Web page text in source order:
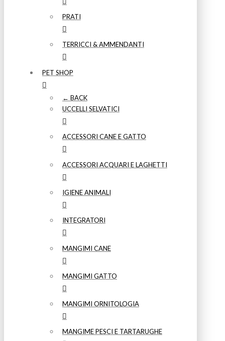
PRATI
TERRICCI & AMMENDANTI
PET SHOP
← BACK
UCCELLI SELVATICI
ACCESSORI CANE E GATTO
ACCESSORI ACQUARI E LAGHETTI
IGIENE ANIMALI
INTEGRATORI
MANGIMI CANE
MANGIMI GATTO
MANGIMI ORNITOLOGIA
MANGIME PESCI E TARTARUGHE